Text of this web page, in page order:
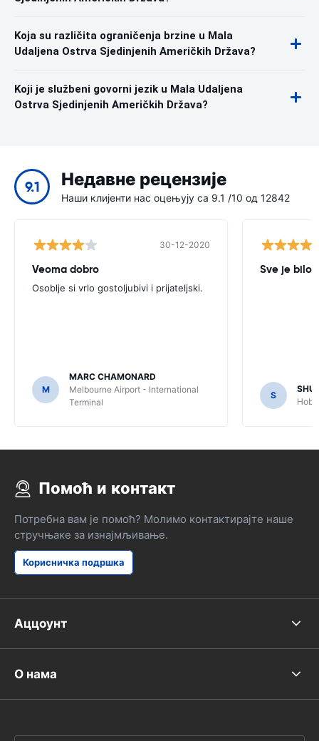
Koja su različita ograničenja brzine u Mala
Udaljena Ostrva Sjedinjenih Američkih Država?
Koji je službeni govorni jezik u Mala Udaljena
Ostrva Sjedinjenih Američkih Država?
9.1 Недавне рецензије
Наши клијенти нас оцењују са 9.1 /10 од 12842
30-12-2020
Veoma dobro
Osoblje si vrlo gostoljubivi i prijateljski.
M
MARC CHAMONARD
Melbourne Airport - International
Terminal
Sve je bilo
S
Помоћ и контакт
Потребна вам је помоћ? Молимо контактирајте наше
стручњаке за изнајмљивање.
Корисничка подршка
Аццоунт
О нама